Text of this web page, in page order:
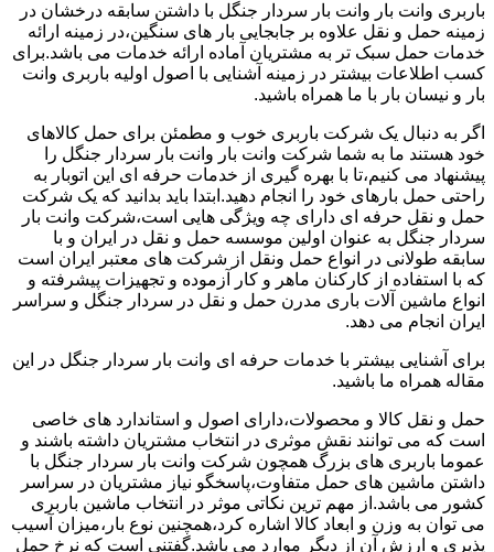
باربری وانت بار وانت بار سردار جنگل با داشتن سابقه درخشان در
زمینه حمل و نقل علاوه بر جابجایی بار های سنگین،در زمینه ارائه
خدمات حمل سبک تر به مشتریان آماده ارائه خدمات می باشد.برای
کسب اطلاعات بیشتر در زمینه آشنایی با اصول اولیه باربری وانت
بار و نیسان بار با ما همراه باشید.
اگر به دنبال یک شرکت باربری خوب و مطمئن برای حمل کالاهای
خود هستند ما به شما شرکت وانت بار وانت بار سردار جنگل را
پیشنهاد می کنیم،تا با بهره گیری از خدمات حرفه ای این اتوبار به
راحتی حمل بارهای خود را انجام دهید.ابتدا باید بدانید که یک شرکت
حمل و نقل حرفه ای دارای چه ویژگی هایی است،شرکت وانت بار
سردار جنگل به عنوان اولین موسسه حمل و نقل در ایران و با
سابقه طولانی در انواع حمل ونقل از شرکت های معتبر ایران است
که با استفاده از کارکنان ماهر و کار آزموده و تجهیزات پیشرفته و
انواع ماشین آلات باری مدرن حمل و نقل در سردار جنگل و سراسر
ایران انجام می دهد.
برای آشنایی بیشتر با خدمات حرفه ای وانت بار سردار جنگل در این
مقاله همراه ما باشید.
حمل و نقل کالا و محصولات،دارای اصول و استاندارد های خاصی
است که می توانند نقش موثری در انتخاب مشتریان داشته باشند و
عموما باربری های بزرگ همچون شرکت وانت بار سردار جنگل با
داشتن ماشین های حمل متفاوت،پاسخگو نیاز مشتریان در سراسر
کشور می باشد.از مهم ترین نکاتی موثر در انتخاب ماشین باربری
می توان به وزن و ابعاد کالا اشاره کرد،همچنین نوع بار،میزان آسیب
پذیری و ارزش آن از دیگر موارد می باشد.گفتنی است که نرخ حمل